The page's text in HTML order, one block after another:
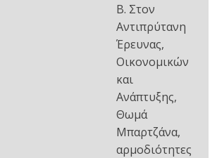
Β. Στον
Αντιπρύτανη
Έρευνας,
Οικονομικών
και
Ανάπτυξης,
Θωμά
Μπαρτζάνα,
αρμοδιότητες